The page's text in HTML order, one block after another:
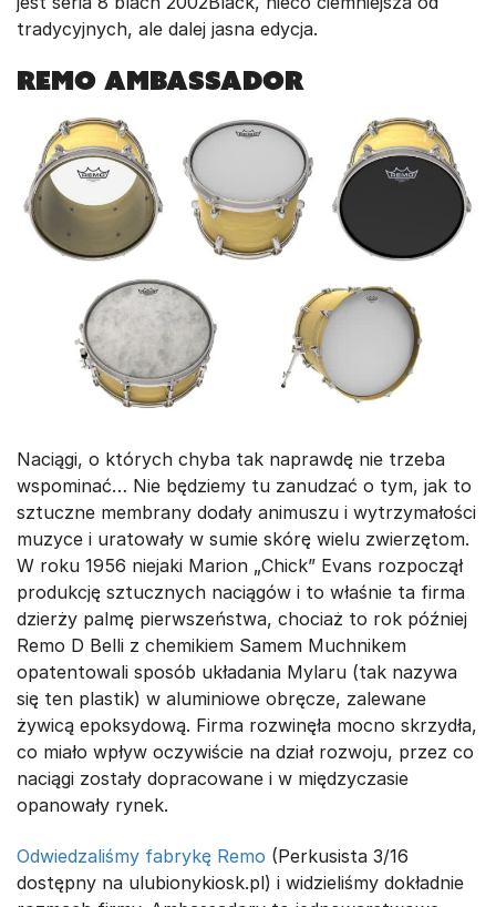
tradycyjnych, ale dalej jasna edycja.
REMO AMBASSADOR
Naciągi, o których chyba tak naprawdę nie trzeba
wspominać… Nie będziemy tu zanudzać o tym, jak to
sztuczne membrany dodały animuszu i wytrzymałości
muzyce i uratowały w sumie skórę wielu zwierzętom.
W roku 1956 niejaki Marion „Chick” Evans rozpoczął
produkcję sztucznych naciągów i to właśnie ta firma
dzierży palmę pierwszeństwa, chociaż to rok później
Remo D Belli z chemikiem Samem Muchnikem
opatentowali sposób układania Mylaru (tak nazywa
się ten plastik) w aluminiowe obręcze, zalewane
żywicą epoksydową. Firma rozwinęła mocno skrzydła,
co miało wpływ oczywiście na dział rozwoju, przez co
naciągi zostały dopracowane i w międzyczasie
opanowały rynek.
Odwiedzaliśmy fabrykę Remo (Perkusista 3/16
dostępny na ulubionykiosk.pl) i widzieliśmy dokładnie